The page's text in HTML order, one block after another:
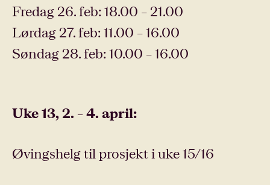
Fredag 26. feb: 18.00 – 21.00
Lørdag 27. feb: 11.00 – 16.00
Søndag 28. feb: 10.00 – 16.00
Uke 13, 2. – 4. april:
Øvingshelg til prosjekt i uke 15/16